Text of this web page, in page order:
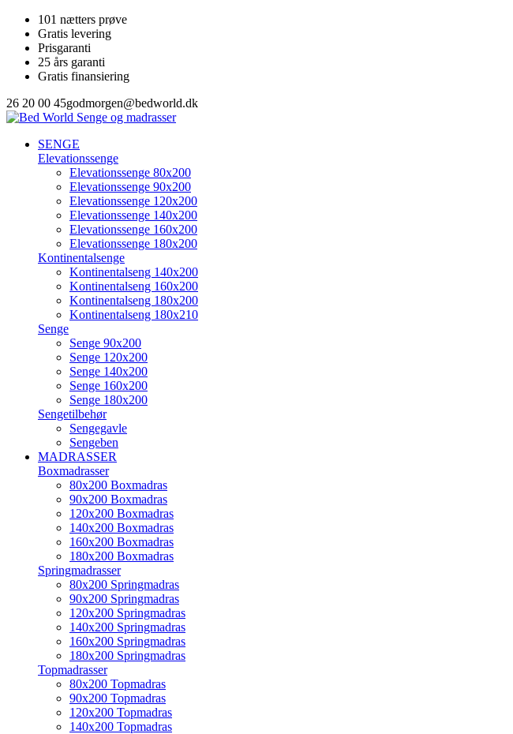
101 nætters prøve
Gratis levering
Prisgaranti
25 års garanti
Gratis finansiering
26 20 00 45godmorgen@bedworld.dk
SENGE
Elevationssenge
Elevationssenge 80x200
Elevationssenge 90x200
Elevationssenge 120x200
Elevationssenge 140x200
Elevationssenge 160x200
Elevationssenge 180x200
Kontinentalsenge
Kontinentalseng 140x200
Kontinentalseng 160x200
Kontinentalseng 180x200
Kontinentalseng 180x210
Senge
Senge 90x200
Senge 120x200
Senge 140x200
Senge 160x200
Senge 180x200
Sengetilbehør
Sengegavle
Sengeben
MADRASSER
Boxmadrasser
80x200 Boxmadras
90x200 Boxmadras
120x200 Boxmadras
140x200 Boxmadras
160x200 Boxmadras
180x200 Boxmadras
Springmadrasser
80x200 Springmadras
90x200 Springmadras
120x200 Springmadras
140x200 Springmadras
160x200 Springmadras
180x200 Springmadras
Topmadrasser
80x200 Topmadras
90x200 Topmadras
120x200 Topmadras
140x200 Topmadras